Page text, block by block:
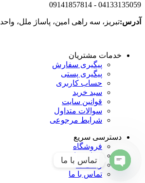
- 04133135059
09141857814
آدرس:تبریز، سه راهی امین، پاساژ ملل، واحد 61
خدمات مشتریان
پیگیری سفارش
پیگیری پستی
حساب کاربری
سبد خرید
قوانین سایت
سوالات متداول
شرایط مرجوعی
دسترسی سریع
فروشگاه
درباره ما
وبلاگ ما
تماس با ما
تماس با ما
Open